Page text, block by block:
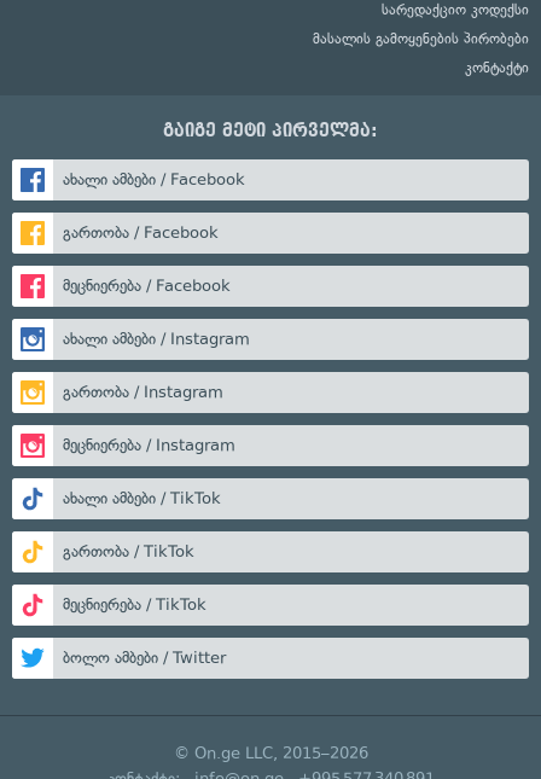
სარედაქციო კოდექსი
მასალის გამოყენების პირობები
კონტაქტი
გაიგე მეტი პირველმა:
ახალი ამბები / Facebook
გართობა / Facebook
მეცნიერება / Facebook
ახალი ამბები / Instagram
გართობა / Instagram
მეცნიერება / Instagram
ახალი ამბები / TikTok
გართობა / TikTok
მეცნიერება / TikTok
ბოლო ამბები / Twitter
© On.ge LLC, 2015–2026